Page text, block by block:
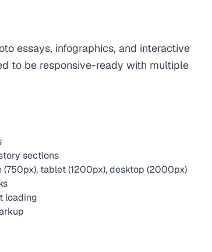
essays, infographics, and interactive
to be responsive-ready with multiple
sections
tablet (1200px), desktop (2000px)
loading